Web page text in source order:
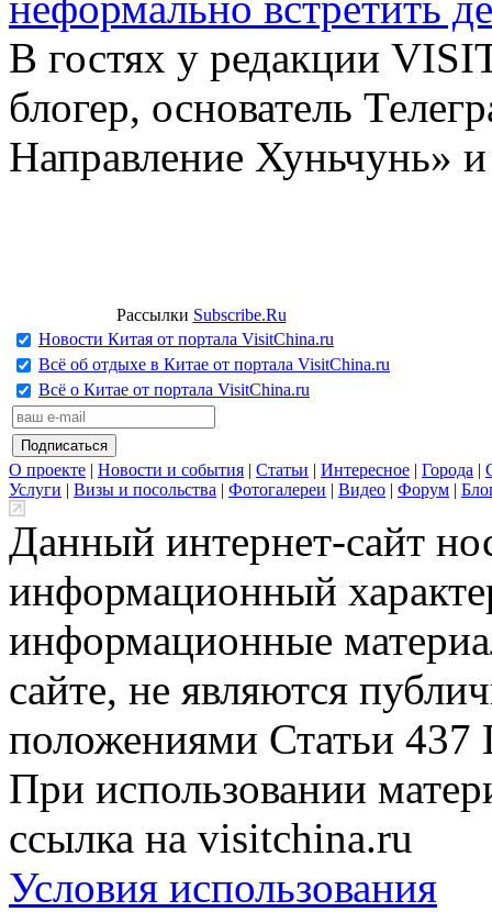
В гостях у редакции
блогер, основатель
Направление Хуньчунь»
Рассылки Subscribe.Ru
Новости Китая от портала VisitChina.ru
Всё об отдыхе в Китае от портала VisitChina.ru
Всё о Китае от портала VisitChina.ru
О проекте | Новости и события | Статьи | Интересное | Города |
Услуги | Визы и посольства | Фотогалереи | Видео | Форум |
Данный интернет-сайт
информационный
информационные
сайте, не являются
положениями Статьи 437
При использовании
ссылка на visitchina.ru
Условия использования